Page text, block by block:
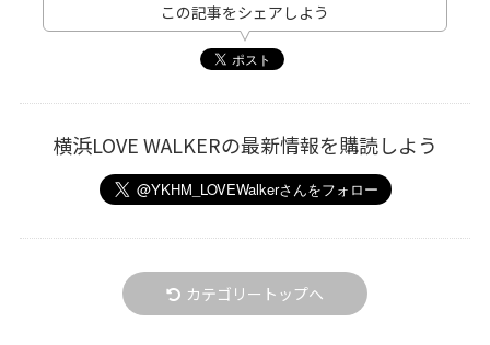
この記事をシェアしよう
横浜LOVE WALKERの最新情報を購読しよう
カテゴリートップへ